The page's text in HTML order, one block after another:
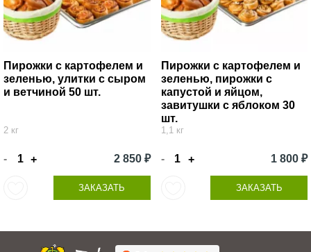
Пирожки с картофелем и
зеленью, улитки с сыром
и ветчиной 50 шт.
2 кг
- + 2 850 ₽
ЗАКАЗАТЬ
Пирожки с картофелем и
зеленью, пирожки с
капустой и яйцом,
завитушки с яблоком 30
шт.
1,1 кг
- + 1 800 ₽
ЗАКАЗАТЬ